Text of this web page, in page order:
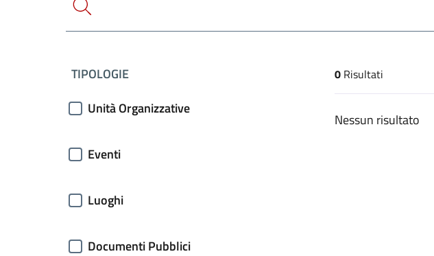
filtri da applicare
TIPOLOGIE
Unità Organizzative
Eventi
Luoghi
Documenti Pubblici
risultati
0 Risultati
Nessun risultato